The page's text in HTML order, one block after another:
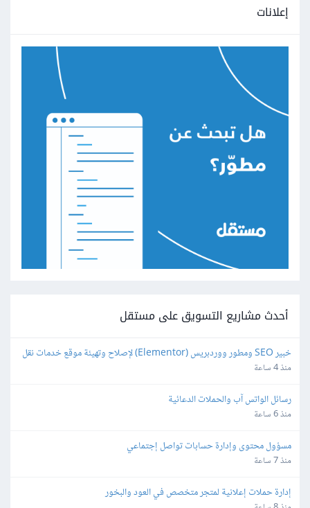
إعلانات
أحدث مشاريع التسويق على مستقل
عفش محلي
منذ 4 ساعة
رسائل الواتس آب والحملات الدعائية
منذ 6 ساعة
مسؤول محتوى وإدارة حسابات تواصل إجتماعي
منذ 7 ساعة
إدارة حملات إعلانية لمتجر متخصص في العود والبخور